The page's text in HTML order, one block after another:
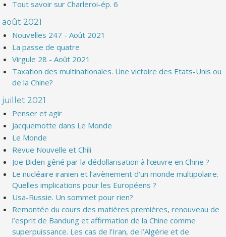
Tout savoir sur Charleroi-ép. 6
août 2021
Nouvelles 247 - Août 2021
La passe de quatre
Virgule 28 - Août 2021
Taxation des multinationales. Une victoire des Etats-Unis ou
de la Chine?
juillet 2021
Penser et agir
Jacquemotte dans Le Monde
Le Monde
Revue Nouvelle et Chili
Joe Biden gêné par la dédollarisation à l’œuvre en Chine ?
Le nucléaire iranien et l’avènement d’un monde multipolaire.
Quelles implications pour les Européens ?
Usa-Russie. Un sommet pour rien?
Remontée du cours des matières premières, renouveau de
l’esprit de Bandung et affirmation de la Chine comme
superpuissance. Les cas de l’Iran, de l’Algérie et de